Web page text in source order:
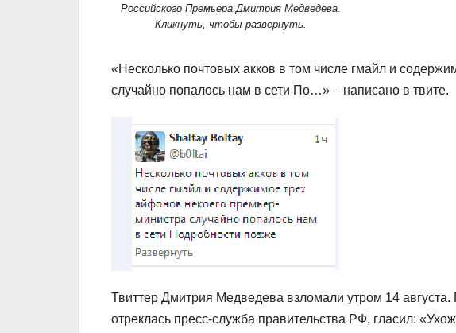
Российского Премьера Дмитрия Медведева.
Кликнуть, чтобы развернуть.
«Несколько почтовых акков в том числе гмайл и
случайно попалось нам в сети По…» – написано в твите.
Твиттер Дмитрия Медведева взломали утром 14 августа.
отреклась пресс-служба правительства РФ, гласил: